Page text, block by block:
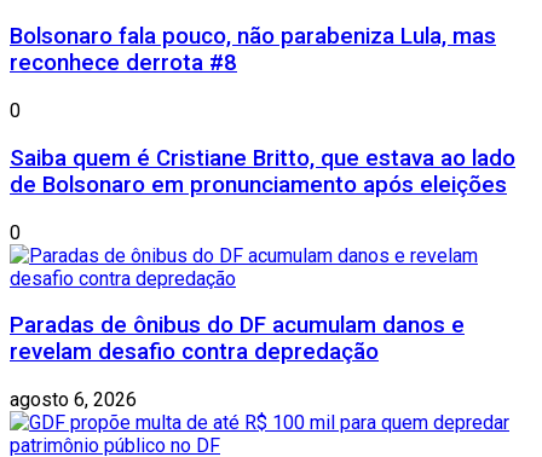
Bolsonaro fala pouco, não parabeniza Lula, mas
reconhece derrota #8
0
Saiba quem é Cristiane Britto, que estava ao lado
de Bolsonaro em pronunciamento após eleições
0
Paradas de ônibus do DF acumulam danos e
revelam desafio contra depredação
agosto 6, 2026